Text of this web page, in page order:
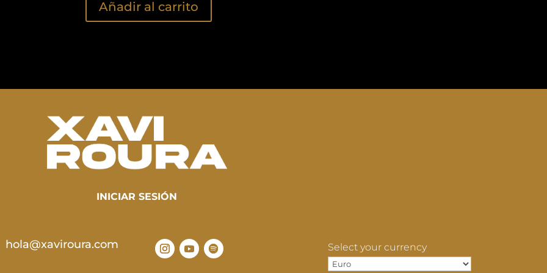
Añadir al carrito
INICIAR SESIÓN
hola@xaviroura.com Select your currency